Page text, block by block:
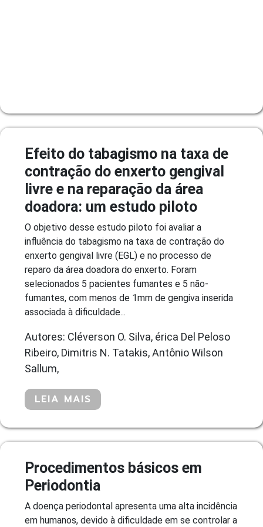
Efeito do tabagismo na taxa de
contração do enxerto gengival
livre e na reparação da área
doadora: um estudo piloto
O objetivo desse estudo piloto foi avaliar a
influência do tabagismo na taxa de contração do
enxerto gengival livre (EGL) e no processo de
reparo da área doadora do enxerto. Foram
selecionados 5 pacientes fumantes e 5 não-
fumantes, com menos de 1mm de gengiva inserida
associada à dificuldade...
Autores: Cléverson O. Silva, érica Del Peloso
Ribeiro, Dimitris N. Tatakis, Antônio Wilson
Sallum,
LEIA MAIS
Procedimentos básicos em
Periodontia
A doença periodontal apresenta uma alta incidência
em humanos, devido à dificuldade em se controlar a